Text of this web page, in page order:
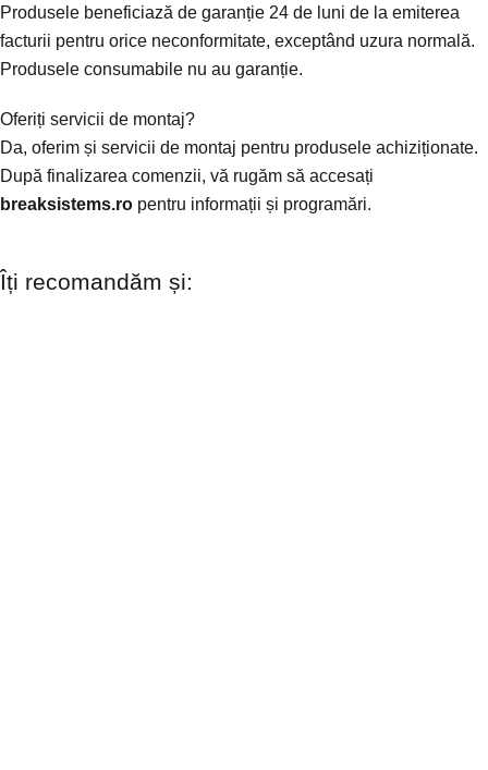
Produsele beneficiază de garanție 24 de luni de la emiterea
facturii pentru orice neconformitate, exceptând uzura normală.
Produsele consumabile nu au garanție.
Oferiți servicii de montaj?
Da, oferim și servicii de montaj pentru produsele achiziționate.
După finalizarea comenzii, vă rugăm să accesați
breaksistems.ro pentru informații și programări.
Îți recomandăm și: